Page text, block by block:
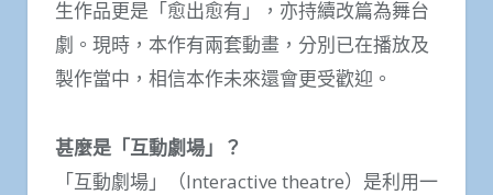
生作品更是「愈出愈有」，亦持續改篇為舞台
劇。現時，本作有兩套動畫，分別已在播放及
製作當中，相信本作未來還會更受歡迎。
甚麼是「互動劇場」？
「互動劇場」（lnteractive theatre）是利用一